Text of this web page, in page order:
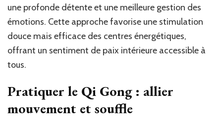
une profonde détente et une meilleure gestion des
émotions. Cette approche favorise une stimulation
douce mais efficace des centres énergétiques,
offrant un sentiment de paix intérieure accessible à
tous.
Pratiquer le Qi Gong : allier
mouvement et souffle